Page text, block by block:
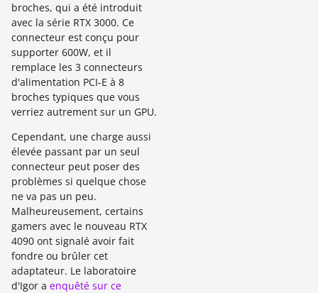
broches, qui a été introduit
avec la série RTX 3000. Ce
connecteur est conçu pour
supporter 600W, et il
remplace les 3 connecteurs
d'alimentation PCI-E à 8
broches typiques que vous
verriez autrement sur un GPU.
Cependant, une charge aussi
élevée passant par un seul
connecteur peut poser des
problèmes si quelque chose
ne va pas un peu.
Malheureusement, certains
gamers avec le nouveau RTX
4090 ont signalé avoir fait
fondre ou brûler cet
adaptateur. Le laboratoire
d'Igor a enquêté sur ce